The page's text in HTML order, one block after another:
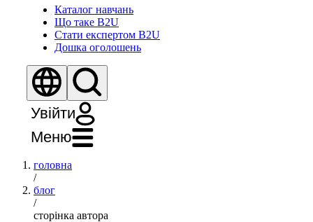
Каталог навчань
Що таке B2U
Стати експертом B2U
Дошка оголошень
Увійти
Меню
головна
/
блог
/
сторінка автора